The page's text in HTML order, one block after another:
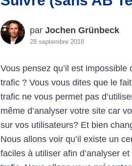
par Jochen Grünbeck
28 septembre 2018
Vous pensez qu’il est impossible
trafic ? Vous vous dites que le
trafic ne vous permet pas
même d’analyser votre site car
sur vos utilisateurs? Et bien
Nous allons voir qu’il existe un
faciles à utiliser afin d’analyser